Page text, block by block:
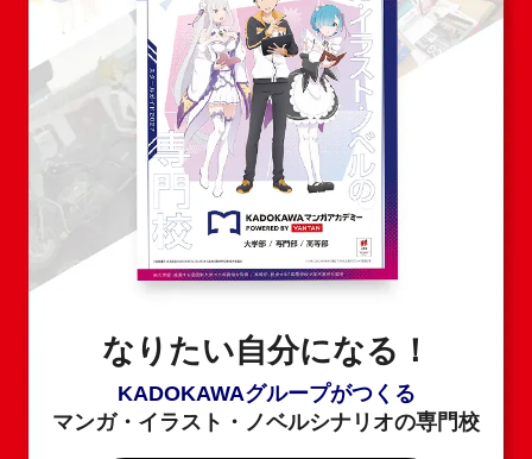
なりたい自分になる！
KADOKAWAグループがつくる
マンガ・イラスト・ノベルシナリオの専門校